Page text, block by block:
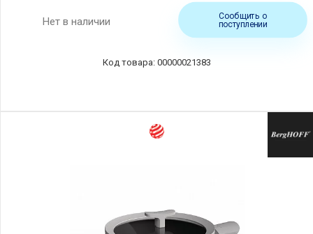
Нет в наличии
Сообщить о
поступлении
00000021383